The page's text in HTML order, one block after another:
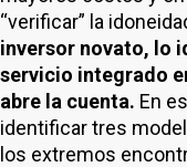
“verificar” la
inversor novato, lo
servicio integrado
abre la cuenta. En
identificar tres
los extremos